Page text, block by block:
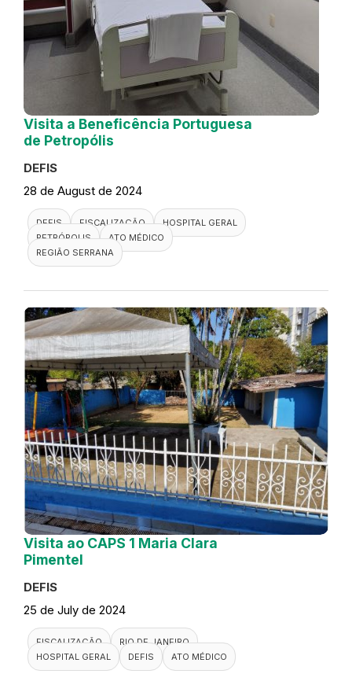
Visita a Beneficência Portuguesa
de Petropólis
DEFIS
28 de August de 2024
DEFIS FISCALIZAÇÃO
HOSPITAL GERAL
PETRÓPOLIS
ATO MÉDICO
REGIÃO SERRANA
Visita ao CAPS 1 Maria Clara
Pimentel
DEFIS
25 de July de 2024
FISCALIZAÇÃO
RIO DE JANEIRO
HOSPITAL GERAL
DEFIS ATO MÉDICO